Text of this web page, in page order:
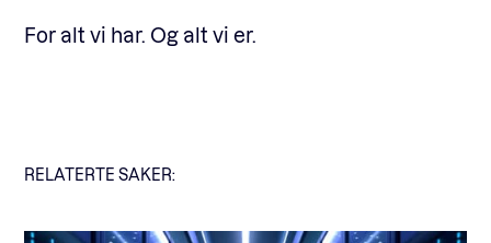
For alt vi har. Og alt vi er.
RELATERTE SAKER: